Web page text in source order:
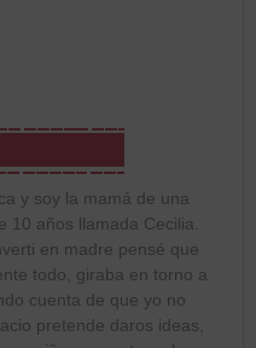
y soy la mamá de una
10 años llamada Cecilia.
en madre pensé que
todo, giraba en torno a
cuenta de que yo no
pretende daros ideas,